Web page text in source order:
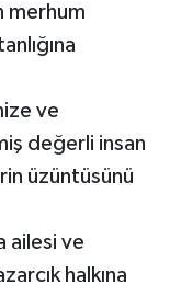
merhum
ve
değerli insan
üzüntüsünü
ailesi ve
halkına